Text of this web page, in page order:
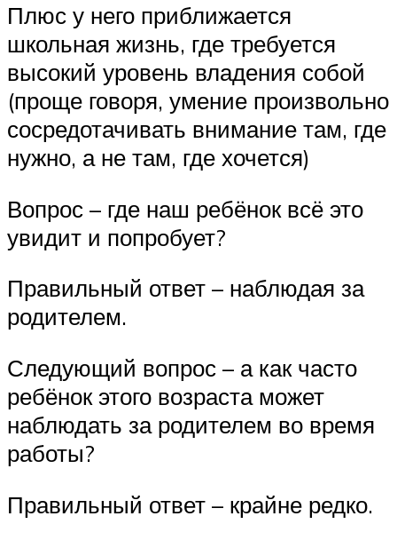
Плюс у него приближается
школьная жизнь, где требуется
высокий уровень владения собой
(проще говоря, умение произвольно
сосредотачивать внимание там, где
нужно, а не там, где хочется)
Вопрос – где наш ребёнок всё это
увидит и попробует?
Правильный ответ – наблюдая за
родителем.
Следующий вопрос – а как часто
ребёнок этого возраста может
наблюдать за родителем во время
работы?
Правильный ответ – крайне редко.